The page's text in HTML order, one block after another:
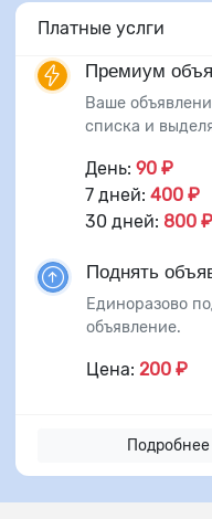
Платные услги
Премиум
Ваше
списка и
День: 90 ₽
7 дней: 400 ₽
30 дней: 800 ₽
Поднять
Единоразово
объявление.
Цена: 200 ₽